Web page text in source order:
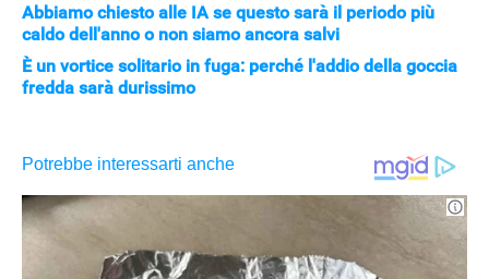
Abbiamo chiesto alle IA se questo sarà il periodo più
caldo dell'anno o non siamo ancora salvi
È un vortice solitario in fuga: perché l'addio della goccia
fredda sarà durissimo